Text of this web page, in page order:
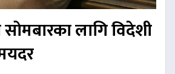
लागि विदेशी